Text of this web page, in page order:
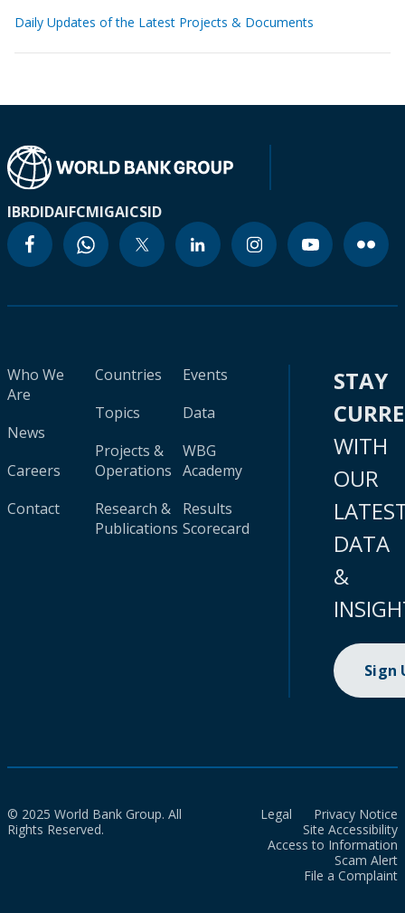
Daily Updates of the Latest Projects & Documents
IBRDIDAIFCMIGAICSID
Who We
Are
News
Careers
Contact
Countries
Topics
Projects &
Operations
Research &
Publications
Events
Data
WBG
Academy
Results
Scorecard
STAY
WITH
OUR
DATA
&
Sign
© 2025 World Bank Group. All
Rights Reserved.
Legal
Privacy Notice
Site Accessibility
Access to Information
Scam Alert
File a Complaint